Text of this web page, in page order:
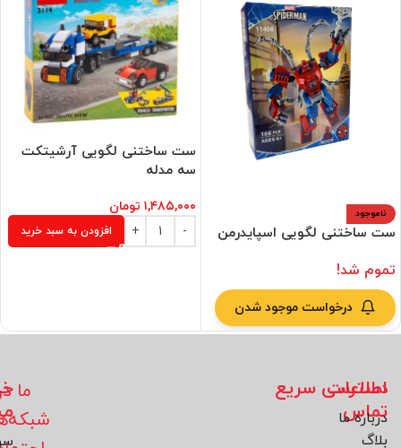
ناموجود
ست ساختنی لگویی اسپایدرمن
تموم شد!
درخواست موجود شدن
ست ساختنی لگویی آرشیتکت
سه مدله
۱,۴۸۵,۰۰۰ تومان
افزودن به سبد خرید
اطلاعات
تماس
دسترسی سریع
درباره ما
بلاگ
ما